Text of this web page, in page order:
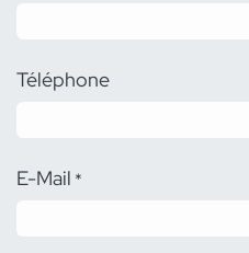
Téléphone
E-Mail *